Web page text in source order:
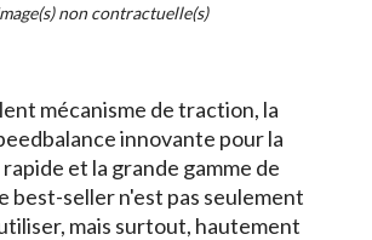
non contractuelle(s)
mécanisme de traction, la
innovante pour la
et la grande gamme de
best-seller n'est pas seulement
mais surtout, hautement